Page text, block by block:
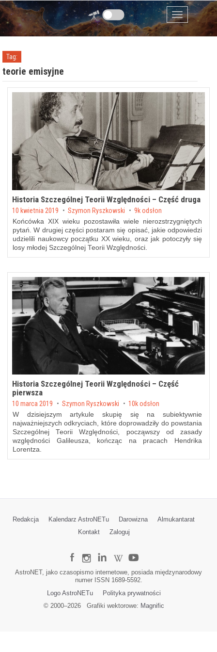
Przejdź do zawartości
Menu
Tag:
teorie emisyjne
Historia Szczególnej Teorii Względności – Część druga
Posted on
10 kwietnia 2019 bySzymon Ryszkowski 9k odsłon
Końcówka XIX wieku pozostawiła wiele nierozstrzygniętych
pytań. W drugiej części postaram się opisać, jakie odpowiedzi
udzielili naukowcy początku XX wieku, oraz jak potoczyły się
losy młodej Szczególnej Teorii Względności.
Historia Szczególnej Teorii Względności – Część
pierwsza
Posted on
10 marca 2019 bySzymon Ryszkowski 10k odsłon
W dzisiejszym artykule skupię się na subiektywnie
najważniejszych odkryciach, które doprowadziły do powstania
Szczególnej Teorii Względności, począwszy od zasady
względności Galileusza, kończąc na pracach Hendrika
Lorentza.
Redakcja Kalendarz AstroNETu Darowizna
Almukantarat
Kontakt
Zaloguj
AstroNET, jako czasopismo internetowe, posiada międzynarodowy
numer ISSN 1689-5592.
Logo AstroNETu
Polityka prywatności
© 2000–2026Grafiki wektorowe: Magnific